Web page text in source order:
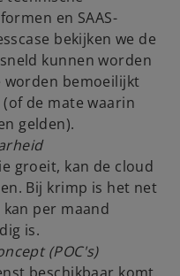
en SAAS-
bekijken we de
kunnen worden
worden bemoeilijkt
de mate waarin
gelden).
groeit, kan de cloud
Bij krimp is het net
per maand
is.
(POC's)